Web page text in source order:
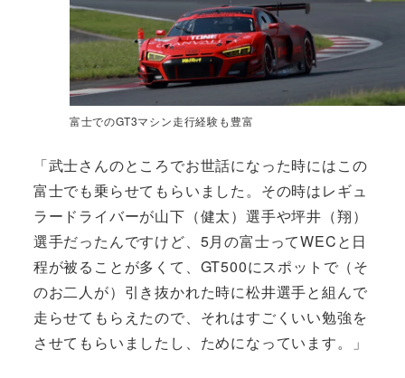
富士でのGT3マシン走行経験も豊富
「武士さんのところでお世話になった時にはこの
富士でも乗らせてもらいました。その時はレギュ
ラードライバーが山下（健太）選手や坪井（翔）
選手だったんですけど、5月の富士ってWECと日
程が被ることが多くて、GT500にスポットで（そ
のお二人が）引き抜かれた時に松井選手と組んで
走らせてもらえたので、それはすごくいい勉強を
させてもらいましたし、ためになっています。」